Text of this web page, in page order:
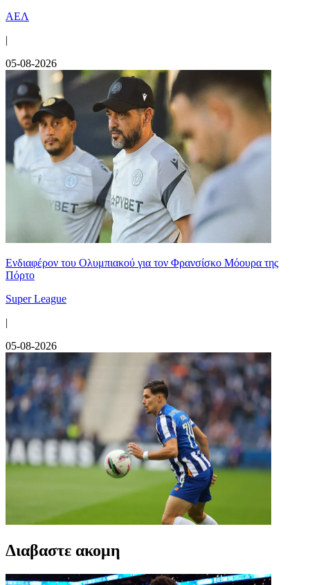
ΑΕΛ
|
05-08-2026
Ενδιαφέρον του Ολυμπιακού για τον Φρανσίσκο Μόουρα της
Πόρτο
Super League
|
05-08-2026
Διαβαστε ακομη